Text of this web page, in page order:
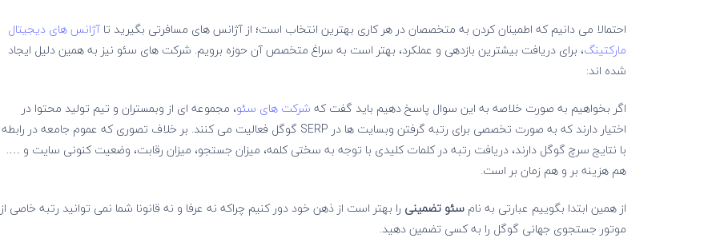
احتمالا می دانیم که اطمینان کردن به متخصصان در هر کاری بهترین انتخاب است؛ از آژانس های مسافرتی بگیرید تا آژانس های دیجیتال
مارکتینگ، برای دریافت بیشترین بازدهی و عملکرد، بهتر است به سراغ متخصص آن حوزه برویم. شرکت های سئو نیز به همین دلیل ایجاد
شده اند:
اگر بخواهیم به صورت خلاصه به این سوال پاسخ دهیم باید گفت که شرکت های سئو، مجموعه ای از وبمستران و تیم تولید محتوا در
اختیار دارند که به صورت تخصصی برای رتبه گرفتن وبسایت ها در SERP گوگل فعالیت می کنند. بر خلاف تصوری که عموم جامعه در رابطه
با نتایج سرچ گوگل دارند، دریافت رتبه در کلمات کلیدی با توجه به سختی کلمه، میزان جستجو، میزان رقابت، وضعیت کنونی سایت و ….
هم هزینه بر و هم زمان بر است.
از همین ابتدا بگوییم عبارتی به نام سئو تضمینی را بهتر است از ذهن خود دور کنیم چراکه نه عرفا و نه قانونا شما نمی توانید رتبه خاصی از
موتور جستجوی جهانی گوگل را به کسی تضمین دهید.